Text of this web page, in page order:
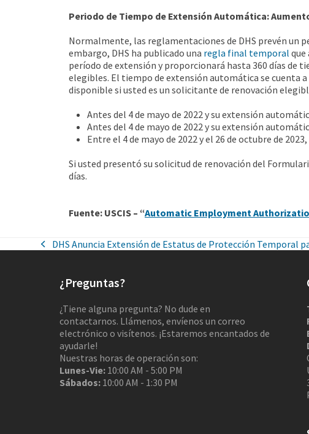
Periodo de Tiempo de Extensión Automática:
Normalmente, las reglamentaciones de DHS prevén un
embargo, DHS ha publicado una regla final temporal que
período de extensión y proporcionará hasta 360 días de
elegibles. El tiempo de extensión automática se cuenta
disponible si usted es un solicitante de renovación
Antes del 4 de mayo de 2022 y su extensión
Antes del 4 de mayo de 2022 y su extensión
Entre el 4 de mayo de 2022 y el 26 de octubre de
Si usted presentó su solicitud de renovación del
días.
Fuente: USCIS – “Automatic Employment
DHS Anuncia Extensión de Estatus de Protección Temporal
¿Preguntas?
¿Tiene alguna pregunta? No dude en
contactarnos. Llámenos, envíenos un correo
electrónico o visítenos. ¡Estaremos encantados de
ayudarle!
Nuestras horas de operación son:
Lunes-Vie: 10:00 AM - 5:00 PM
Sábados: 10:00 AM - 1:30 PM